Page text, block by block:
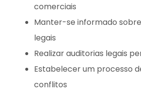
comerciais
Manter-se informado
legais
Realizar auditorias legais
Estabelecer um processo
conflitos